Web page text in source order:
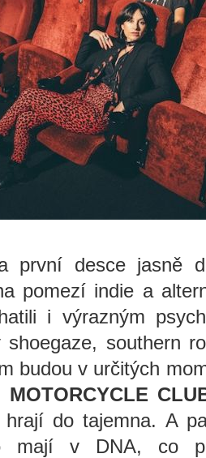
první desce jasně
pomezí indie a
i výrazným
shoegaze, southern
budou v určitých
do tajemna. A
mají v DNA, co